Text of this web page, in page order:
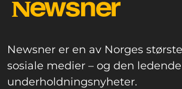
Newsner er en av Norges
sosiale medier – og den
underholdningsnyheter.